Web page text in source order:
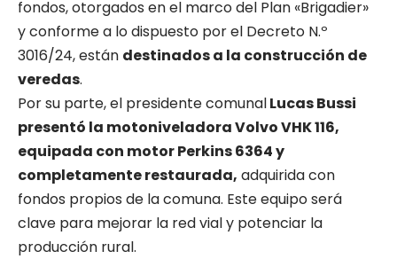
fondos, otorgados en el marco del Plan «Brigadier»
y conforme a lo dispuesto por el Decreto N.º
3016/24, están destinados a la construcción de
veredas.
Por su parte, el presidente comunalLucas Bussi
presentó la motoniveladora Volvo VHK 116,
equipada con motor Perkins 6364 y
completamente restaurada, adquirida con
fondos propios de la comuna. Este equipo será
clave para mejorar la red vial y potenciar la
producción rural.